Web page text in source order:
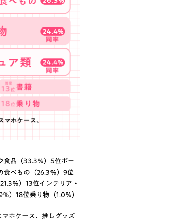
食品（33.3％）5位ポー
食べもの（26.3％）9位
％）13位インテリア・
）18位乗り物（1.0％）
ホケース、推しグッズ